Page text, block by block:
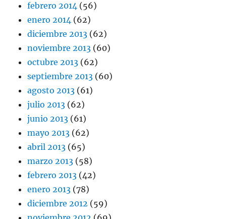
febrero 2014 (56)
enero 2014 (62)
diciembre 2013 (62)
noviembre 2013 (60)
octubre 2013 (62)
septiembre 2013 (60)
agosto 2013 (61)
julio 2013 (62)
junio 2013 (61)
mayo 2013 (62)
abril 2013 (65)
marzo 2013 (58)
febrero 2013 (42)
enero 2013 (78)
diciembre 2012 (59)